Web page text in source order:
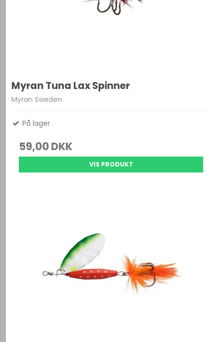
Myran Tuna Lax Spinner
Myran Sweden
På lager
59,00 DKK
VIS PRODUKT